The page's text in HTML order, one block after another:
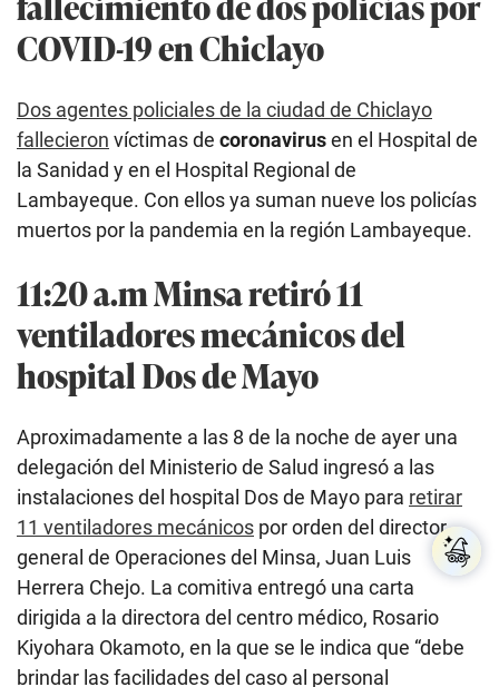
COVID-19 en Chiclayo
Dos agentes policiales de la ciudad de Chiclayo
fallecieron víctimas de coronavirusen el Hospital de
la Sanidad y en el Hospital Regional de
Lambayeque. Con ellos ya suman nueve los policías
muertos por la pandemia en la región Lambayeque.
11:20 a.m Minsa retiró 11
ventiladores mecánicos del
hospital Dos de Mayo
Aproximadamente a las 8 de la noche de ayer una
delegación del Ministerio de Salud ingresó a las
instalaciones del hospital Dos de Mayo para retirar
11 ventiladores mecánicos por orden del director
general de Operaciones del Minsa, Juan Luis
Herrera Chejo. La comitiva entregó una carta
dirigida a la directora del centro médico, Rosario
Kiyohara Okamoto, en la que se le indica que “debe
brindar las facilidades del caso al personal